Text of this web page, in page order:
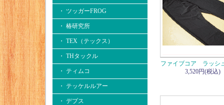
・ ツッガーFROG
・ 椿研究所
・ TEX（テックス）
・ THタックル
・ ティムコ
・ テッケルルアー
・ デプス
ファイブコア ラッシ
3,520円(税込)